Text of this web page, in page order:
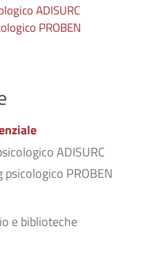
ADISURC
PROBEN
ADISURC
PROBEN
e biblioteche